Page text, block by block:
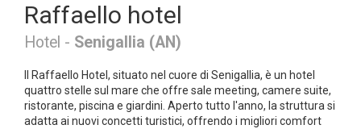
Raffaello hotel
Hotel - Senigallia (AN)
Il Raffaello Hotel, situato nel cuore di Senigallia, è un hotel
quattro stelle sul mare che offre sale meeting, camere suite,
ristorante, piscina e giardini. Aperto tutto l'anno, la struttura si
adatta ai nuovi concetti turistici, offrendo i migliori comfort